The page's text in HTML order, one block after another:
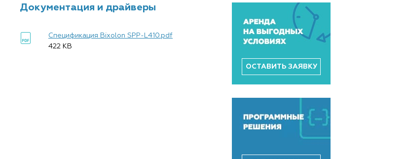
Документация и драйверы
Спецификация Bixolon SPP-L410.pdf
422 KB
ОСТАВИТЬ ЗАЯВКУ